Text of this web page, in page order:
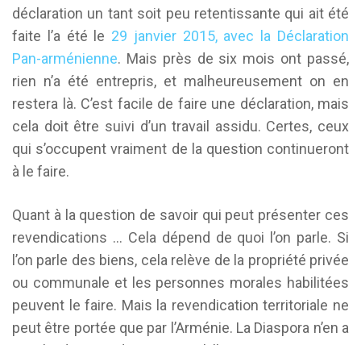
déclaration un tant soit peu retentissante qui ait été
faite l’a été le 29 janvier 2015, avec la Déclaration
Pan-arménienne. Mais près de six mois ont passé,
rien n’a été entrepris, et malheureusement on en
restera là. C’est facile de faire une déclaration, mais
cela doit être suivi d’un travail assidu. Certes, ceux
qui s’occupent vraiment de la question continueront
à le faire.
Quant à la question de savoir qui peut présenter ces
revendications … Cela dépend de quoi l’on parle. Si
l’on parle des biens, cela relève de la propriété privée
ou communale et les personnes morales habilitées
peuvent le faire. Mais la revendication territoriale ne
peut être portée que par l’Arménie. La Diaspora n’en a